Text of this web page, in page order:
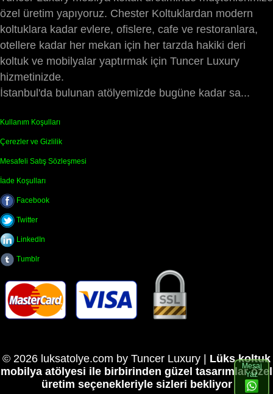
özel üretim yapıyoruz. Chester Koltuklardan modern
koltuklara kadar evlere, ofislere, cafe ve restoranlara,
otellere kadar her mekan için her tarzda hakiki deri
koltuk ve mobilyalar yaptırmak için Tuncer Luxury
hizmetinizde.
İstanbul'da bulunan atölyemizde bugüne kadar sa...
Kullanım Koşulları
Çerezler ve Gizlilik
Mesafeli Satış Sözleşmesi
İade Koşulları
Facebook
Twitter
LinkedIn
Tumblr
© 2026 luksatolye.com by Tuncer Luxury | Lüks koltuk
mobilya atölyesi ile birbirinden güzel tasarımlar özel
üretim seçenekleriyle sizleri bekliyor
Mesaj
Yaz